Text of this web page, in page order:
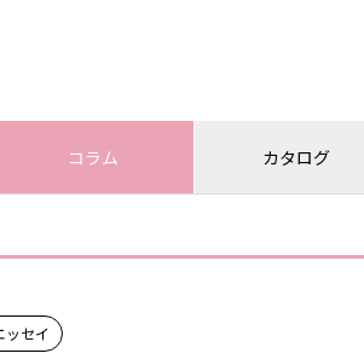
コラム カタログ
ッセイ